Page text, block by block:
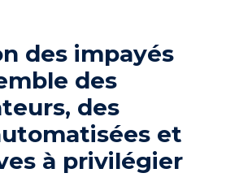
des impayés
des
des
et
à privilégier